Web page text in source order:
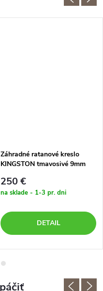
Záhradné ratanové kreslo
KINGSTON tmavosivé 9mm
250 €
na sklade - 1-3 pr. dni
DETAIL